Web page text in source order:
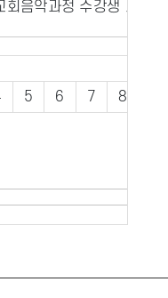
음악과정 수강생 모
5 6 7 8